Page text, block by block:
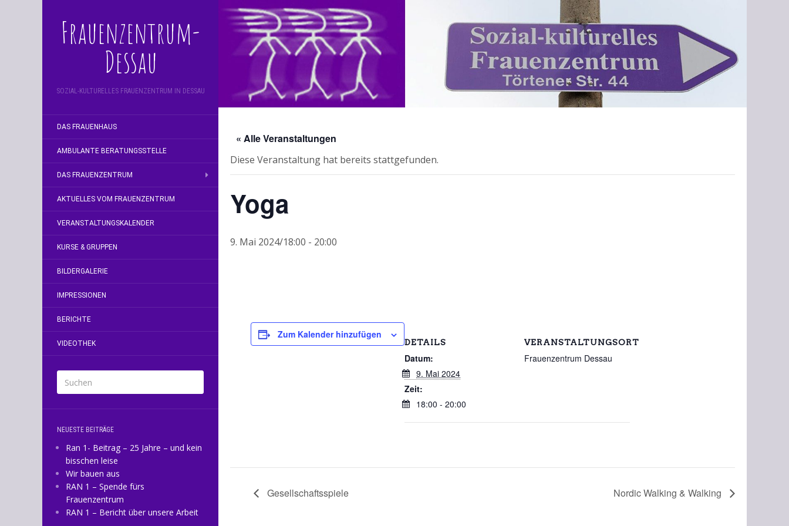
Frauenzentrum-
Dessau
SOZIAL-KULTURELLES FRAUENZENTRUM IN DESSAU
DAS FRAUENHAUS
AMBULANTE BERATUNGSSTELLE
DAS FRAUENZENTRUM
AKTUELLES VOM FRAUENZENTRUM
VERANSTALTUNGSKALENDER
KURSE & GRUPPEN
BILDERGALERIE
IMPRESSIONEN
BERICHTE
VIDEOTHEK
NEUESTE BEITRÄGE
Ran 1- Beitrag – 25 Jahre – und kein
bisschen leise
Wir bauen aus
RAN 1 – Spende fürs
Frauenzentrum
RAN 1 – Bericht über unsere Arbeit
« Alle Veranstaltungen
Diese Veranstaltung hat bereits stattgefunden.
Yoga
9. Mai 2024/18:00 - 20:00
Zum Kalender hinzufügen
DETAILS
Datum:
9. Mai 2024
Zeit:
18:00 - 20:00
VERANSTALTUNGSORT
Frauenzentrum Dessau
Gesellschaftsspiele Nordic Walking & Walking